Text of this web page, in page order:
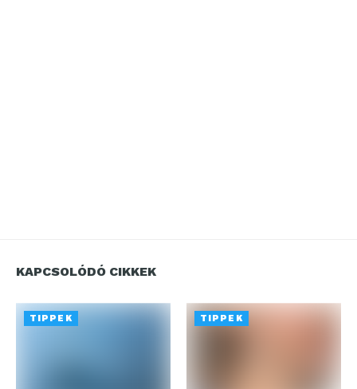
KAPCSOLÓDÓ CIKKEK
TIPPEK TIPPEK